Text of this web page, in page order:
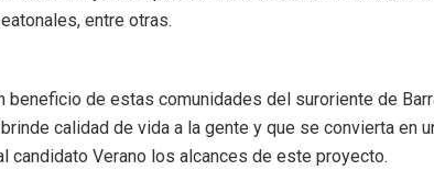
entre otras.
de estas comunidades del suroriente de
calidad de vida a la gente y que se convierta en
candidato Verano los alcances de este proyecto.